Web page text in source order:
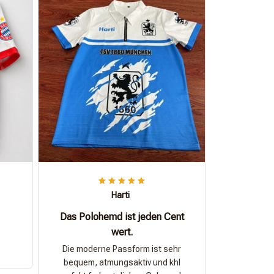
Harti
Das Polohemd ist jeden Cent
wert.
Die moderne Passform ist sehr
bequem, atmungsaktiv und khl